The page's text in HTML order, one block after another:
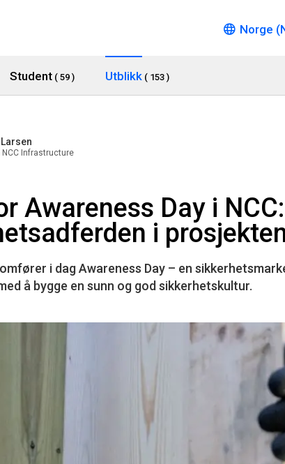
Norge
Student ( 59 ) Utblikk ( 153 )
NCC Infrastructure
Awareness Day i
i
i dag Awareness Day – en
å bygge en sunn og god sikkerhetskultur.